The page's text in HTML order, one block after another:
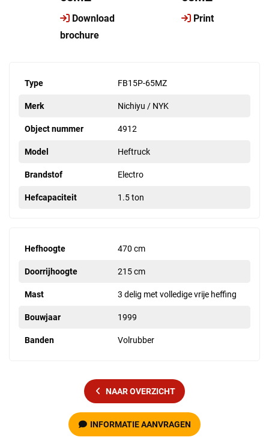
Download
brochure
Print
Type FB15P-65MZ
Merk Nichiyu / NYK
Object nummer 4912
Model Heftruck
Brandstof Electro
Hefcapaciteit 1.5 ton
Hefhoogte 470 cm
Doorrijhoogte 215 cm
Mast 3 delig met volledige vrije heffing
Bouwjaar 1999
Banden Volrubber
NAAR OVERZICHT
INFORMATIE AANVRAGEN